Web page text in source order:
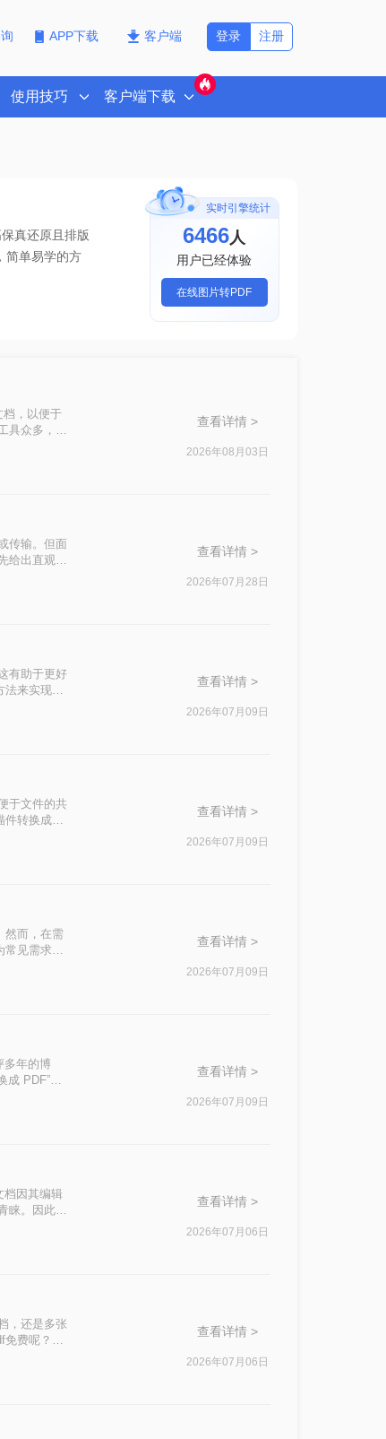
APP下载 客户端 注册
登录
使用技巧 客户端下载
真还原且排版
简单易学的方
实时引擎统计
6466人
用户已经体验
在线图片转PDF
，以便于
具众多，但
片高清无
查看详情 >
2026年08月03日
传输。但面
给出直观对
查看详情 >
2026年07月28日
有助于更好
法来实现这
查看详情 >
2026年07月09日
于文件的共
件转换成
查看详情 >
2026年07月09日
然而，在需
常见需求。
查看详情 >
2026年07月09日
多年的博
成 PDF”这
查看详情 >
2026年07月09日
档因其编辑
睐。因此，
查看详情 >
2026年07月06日
，还是多张
免费呢？本
查看详情 >
2026年07月06日